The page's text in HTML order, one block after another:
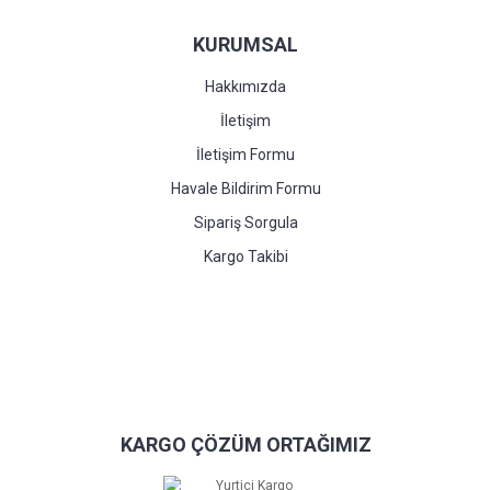
KURUMSAL
Hakkımızda
İletişim
İletişim Formu
Havale Bildirim Formu
Sipariş Sorgula
Kargo Takibi
KARGO ÇÖZÜM ORTAĞIMIZ